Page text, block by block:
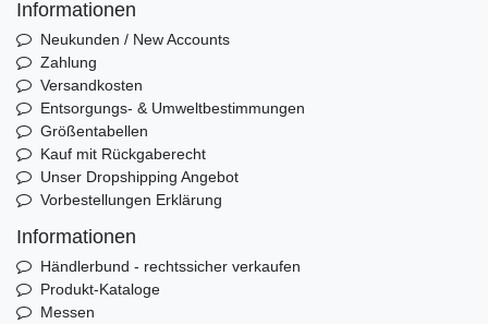
Informationen
Neukunden / New Accounts
Zahlung
Versandkosten
Entsorgungs- & Umweltbestimmungen
Größentabellen
Kauf mit Rückgaberecht
Unser Dropshipping Angebot
Vorbestellungen Erklärung
Informationen
Händlerbund - rechtssicher verkaufen
Produkt-Kataloge
Messen